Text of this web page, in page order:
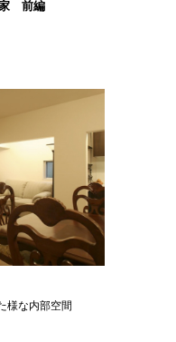
家 前編
様な内部空間